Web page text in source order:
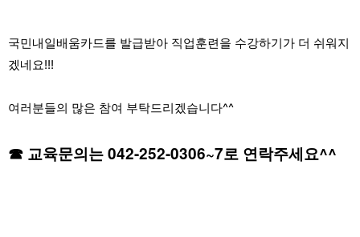
국민내일배움카드를 발급받아 직업훈련을 수강하기가 더 쉬워지
겠네요!!!
여러분들의 많은 참여 부탁드리겠습니다^^
☎ 교육문의는 042-252-0306~7로 연락주세요^^